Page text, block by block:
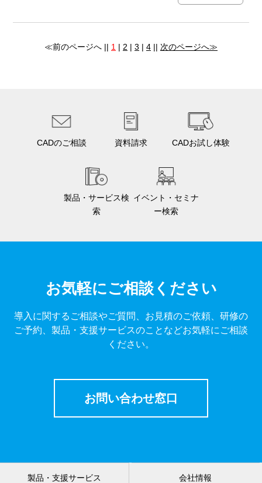
≪前のページへ || 1 | 2 | 3 | 4 || 次のページへ≫
CADのご相談 資料請求 CADお試し体験
製品・サービス検
索
イベント・セミナ
ー検索
お気軽にご相談ください
導入に関するご相談やご質問、お見積のご依頼、研修の
ご予約、製品・支援サービスのことなどお気軽にご相談
ください。
お問い合わせ窓口
製品・支援サービス 会社情報